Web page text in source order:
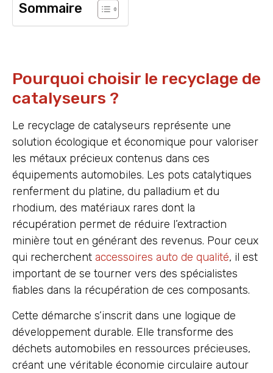
Sommaire
Pourquoi choisir le recyclage de
catalyseurs ?
Le recyclage de catalyseurs représente une
solution écologique et économique pour valoriser
les métaux précieux contenus dans ces
équipements automobiles. Les pots catalytiques
renferment du platine, du palladium et du
rhodium, des matériaux rares dont la
récupération permet de réduire l’extraction
minière tout en générant des revenus. Pour ceux
qui recherchent accessoires auto de qualité, il est
important de se tourner vers des spécialistes
fiables dans la récupération de ces composants.
Cette démarche s’inscrit dans une logique de
développement durable. Elle transforme des
déchets automobiles en ressources précieuses,
créant une véritable économie circulaire autour